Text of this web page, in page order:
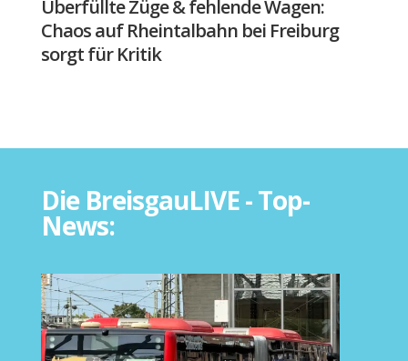
Überfüllte Züge & fehlende Wagen:
Chaos auf Rheintalbahn bei Freiburg
sorgt für Kritik
Die BreisgauLIVE - Top-
News: